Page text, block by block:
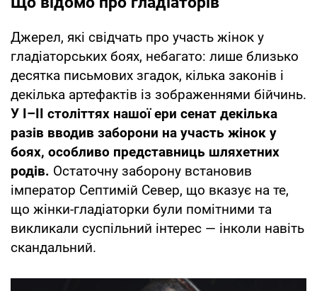
Джерел, які свідчать про участь жінок у
гладіаторських боях, небагато: лише близько
десятка письмових згадок, кілька законів і
декілька артефактів із зображеннями бійчинь.
У I–II століттях нашої ери сенат декілька
разів вводив заборони на участь жінок у
боях, особливо представниць шляхетних
родів. Остаточну заборону встановив
імператор Септимій Север, що вказує на те,
що жінки-гладіаторки були помітними та
викликали суспільний інтерес — інколи навіть
скандальний.